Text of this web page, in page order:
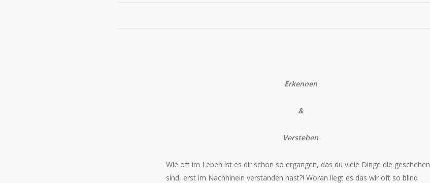
Erkennen
&
Verstehen
Wie oft im Leben ist es dir schon so ergangen, das du viele Dinge die geschehen
sind, erst im Nachhinein verstanden hast?! Woran liegt es das wir oft so blind